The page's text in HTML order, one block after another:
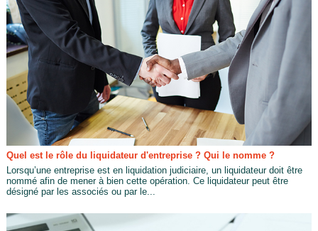
Quel est le rôle du liquidateur d'entreprise ? Qui le nomme ?
Lorsqu’une entreprise est en liquidation judiciaire, un liquidateur doit être
nommé afin de mener à bien cette opération. Ce liquidateur peut être
désigné par les associés ou par le...